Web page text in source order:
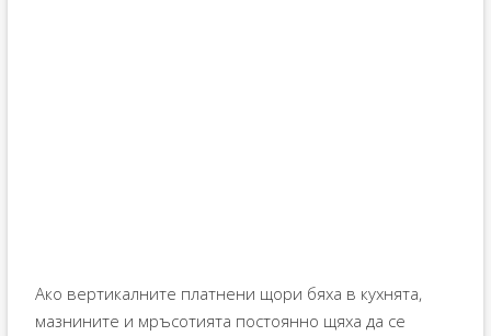
Ако вертикалните платнени щори бяха в кухнята,
мазнините и мръсотията постоянно щяха да се